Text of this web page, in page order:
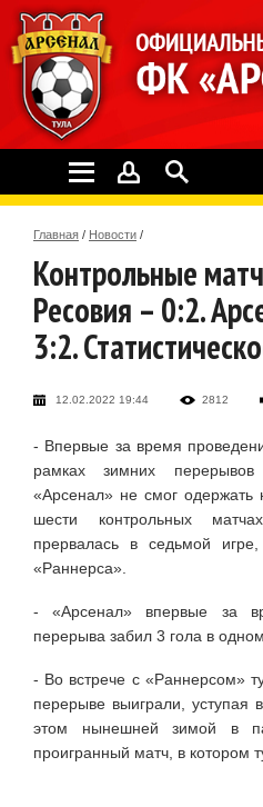
Главная / Новости /
Контрольные
Ресовия – 0:2.
3:2.
12.02.2022 19:44 2812
- Впервые за время
рамках зимних
«Арсенал» не смог
шести контрольных
прервалась в седьмой
«Раннерса».
- «Арсенал» впервые за
перерыва забил 3 гола в
- Во встрече с «Раннерсом»
перерыве выиграли, уступая
этом нынешней зимой в
проигранный матч, в котором